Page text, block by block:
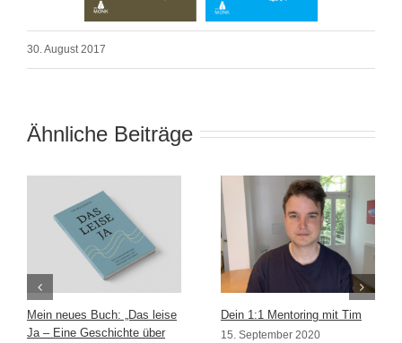
30. August 2017
Ähnliche Beiträge
Mein neues Buch: „Das leise
Ja – Eine Geschichte über
Dein 1:1 Mentoring mit Tim
15. September 2020